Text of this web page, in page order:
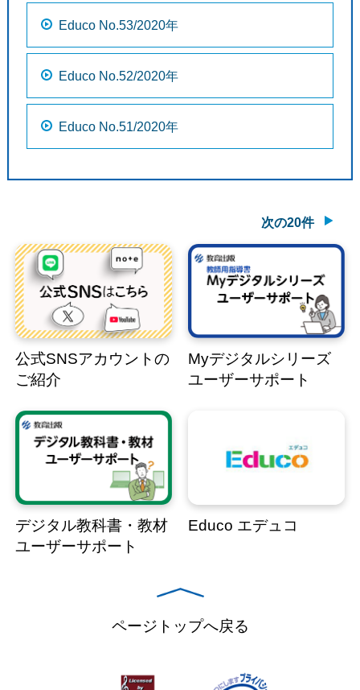
Educo No.53/2020年
Educo No.52/2020年
Educo No.51/2020年
次の20件
公式SNSアカウントの
ご紹介
Myデジタルシリーズ
ユーザーサポート
デジタル教科書・教材
ユーザーサポート
Educo エデュコ
ページトップへ戻る